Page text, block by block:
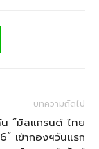
บทความถัดไป
“มิสแกรนด์ ไทย
เข้ากองฯวันแรก